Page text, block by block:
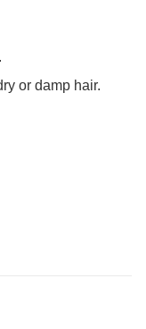
or damp hair.